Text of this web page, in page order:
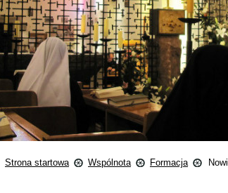
Strona startowa Wspólnota Formacja